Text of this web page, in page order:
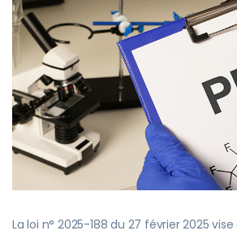
La loi n° 2025-188 du 27 février 2025